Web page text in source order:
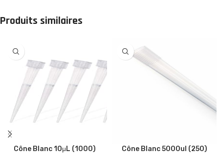
Produits similaires
Cône Blanc 10μL (1000) Cône Blanc 5000ul (250)